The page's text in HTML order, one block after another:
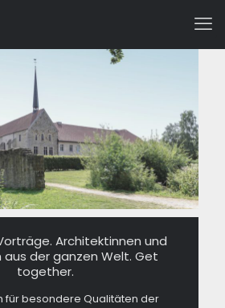
Architektinnen und
der ganzen Welt. Get
together.
für besondere Qualitäten der